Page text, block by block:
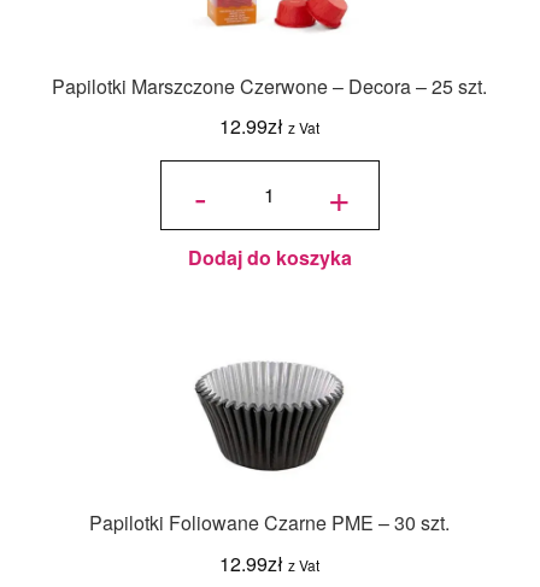
Papilotki Marszczone Czerwone – Decora – 25 szt.
12.99zł z Vat
-
ilość
Czerwone -
Decora - 25
szt. +
Dodaj do koszyka
Papilotki Foliowane Czarne PME – 30 szt.
12.99zł z Vat